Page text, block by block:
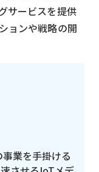
サービスを提供
ョンや戦略の開
業を手掛ける